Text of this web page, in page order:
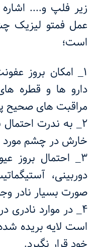
زیر فلپ و....
عمل فمتو لیزیک
است؛
۱_ امکان بروز
دارو ها و قطره
مراقبت های صحیح
۲_ به ندرت
خارش در چشم مورد
۳_ احتمال بروز
دوربینی،
صورت بسیار نادر
۴_ در موارد
است لایه بریده
خود قرار نگیرد.